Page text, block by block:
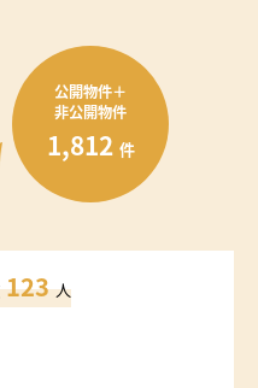
公開物件＋
非公開物件
1,812 件
123 人